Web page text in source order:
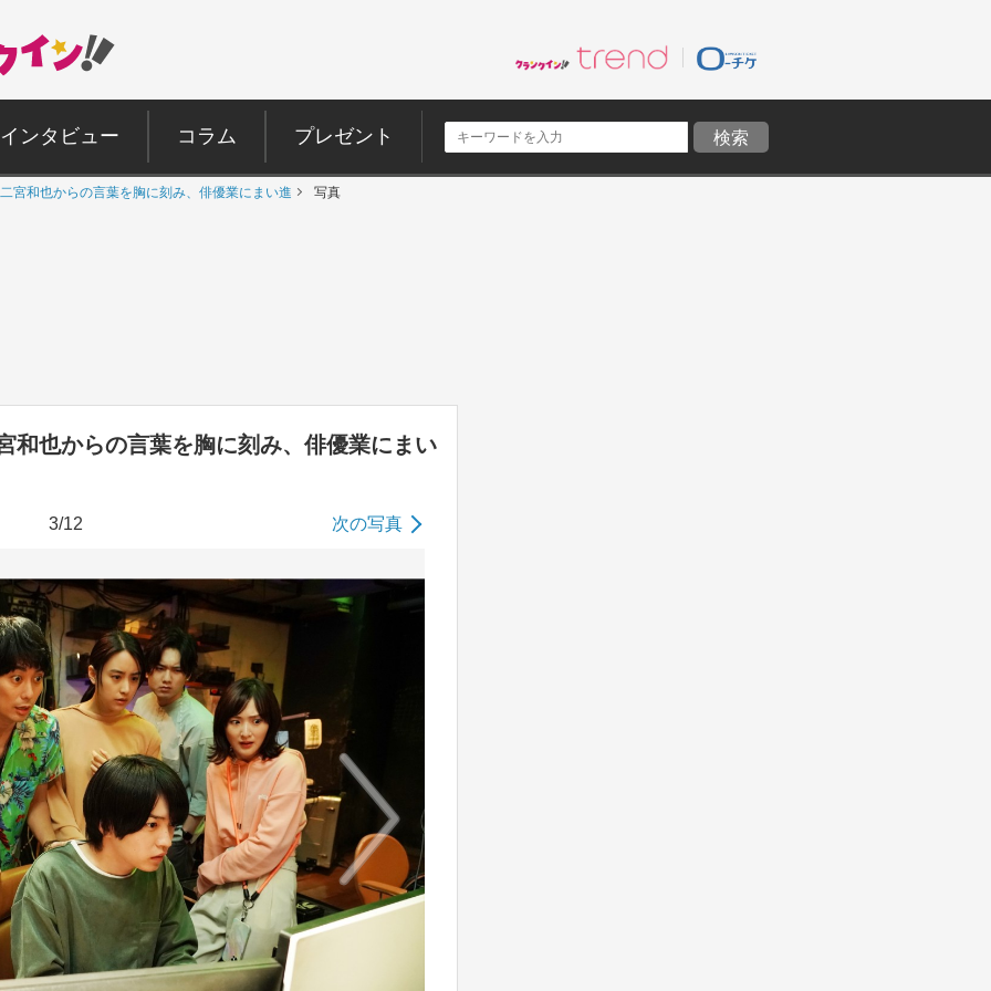
インタビュー コラム プレゼント
宮和也からの言葉を胸に刻み、俳優業にまい進 写真
和也からの言葉を胸に刻み、俳優業にまい
3/12 次の写真